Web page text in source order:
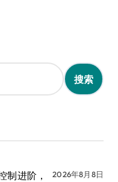
制进阶，
2026年8月8日